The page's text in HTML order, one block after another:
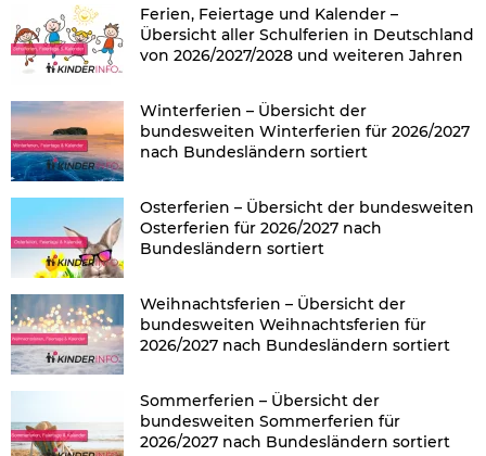
Ferien, Feiertage und Kalender –
Übersicht aller Schulferien in Deutschland
von 2026/2027/2028 und weiteren Jahren
Winterferien – Übersicht der
bundesweiten Winterferien für 2026/2027
nach Bundesländern sortiert
Osterferien – Übersicht der bundesweiten
Osterferien für 2026/2027 nach
Bundesländern sortiert
Weihnachtsferien – Übersicht der
bundesweiten Weihnachtsferien für
2026/2027 nach Bundesländern sortiert
Sommerferien – Übersicht der
bundesweiten Sommerferien für
2026/2027 nach Bundesländern sortiert